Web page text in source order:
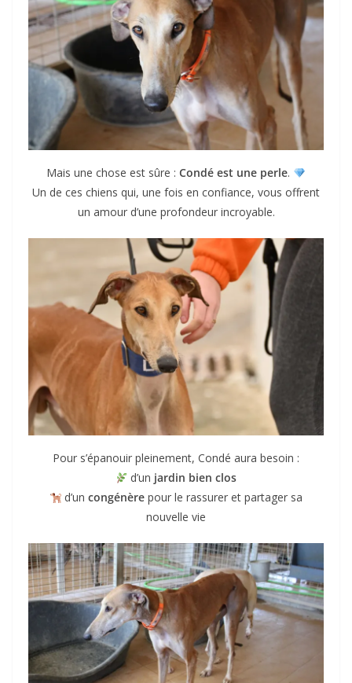
Mais une chose est sûre :Condé est une perle.
Un de ces chiens qui, une fois en confiance, vous offrent
un amour d’une profondeur incroyable.
Pour s’épanouir pleinement, Condé aura besoin :
d’un jardin bien clos
d’uncongénère pour le rassurer et partager sa
nouvelle vie